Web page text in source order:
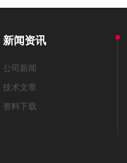
新闻资讯
公司新闻
技术文章
资料下载